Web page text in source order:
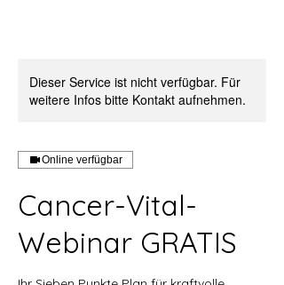
Dieser Service ist nicht verfügbar. Für
weitere Infos bitte Kontakt aufnehmen.
Online verfügbar
Cancer-Vital-
Webinar GRATIS